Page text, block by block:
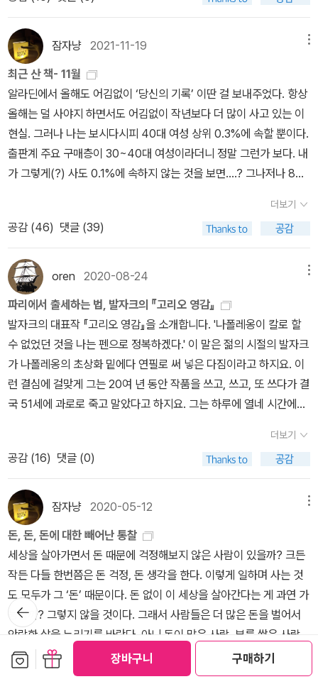
장바구니 구매하기
냐하면 당신이 그녀의 모든 것일 테니까요. 그녀를 많이 사랑해줘요.
파리로 진출한 펠릭스는 자신의 숭고한 사랑을 시기하는 영국후작부
인 아라벨의 유혹에 넘어갑니다. ‘내가 모르소프 부인처럼 사랑받는
다면, 당신에게 모든 것을 희생하겠어요.(...) 항상 당신의 친구로 남
을게요. 그리고 당신이 원할 때 연인이 되어 드리겠어요.’ 하지만 그
녀는 사교계에서 그들의 사랑을 이렇게 비웃었다지요.“한 쌍의 어린
비둘기처럼 한숨짓는 저들을 보고 있자니 너무나 지겹군요.” 아라벨
과 앙리에트를 비교하자면 동양과 서양의 차이. 하나는 아주 작은 물
기도 먹이로 삼기 위해 빨아 들이려하고, 다른 하나는 자신의 마음을
국의 경박스러움을 지적하고 있는 것이지요. 물질의 모든 부분을 개
세계를, 기계로 빠져드는 그들의 삶을 비난합니다.사랑을 맹세하며
자신을 버린다면 곧 죽어버리겠다고 펠릭스의 목을 교묘히 조르던 그
녀였지만 앙리에트의 장례를 치르고 온 그가 그들이 생활하던 거실에
서 대면한 것은 더들리 백작과 자녀들. 그가 설 자리는 없었습니다. 어
느 것을 배신이라고 말해야할 지 모르겠지만 배신 당한 것이지요.그
것이 영국식 사랑의 종말일까요. 정열과 가면, 두 개를 번갈아 쓰던 여
인, 더들리와는 그렇게 끝나게 되지요. 聖을 선택한 여인의 사랑의 방
식은 자신에게 너무 가혹했던지 금욕의 고단한 내적 싸움으로 머리카
락이 우수수 빠질 만큼의 고통을 지나레이디 더들리와의 염문을 듣고
는 질투심으로 몸과 마음과 영혼이 상하여 죽음의 길로 들어서야했던
다만 물질의 형태로 남은 여인 아라벨.누가 행복하다고 말할 수 있을
까요. 아니 누가 더 불행하다고 말할 수 있을까요.아라벨식 사랑과 앙
리에트식 사랑사이에서 오늘도 많은 여인들이 죽은 사랑을 위하여는
애도를,탄생하는 사랑을 위해서는 기도를 하고 있겠지요. 아라벨과
욕정과 환희의 밤을 보낸 후 다음날 아침엔 성녀 앙리에트를 위하여
울 수 밖에 없었던 펠릭스. 이것도 가지고 저것도 가졌지만 그 어느 것
도 가질 수 없었던 그의 사랑은 울면서도 웃었던 것인지. 그래서 펠릭
스는 이기심을 발휘하여 이 편지의 수취인인 나탈리에게 앙리에트와
아라벨을 겸비한 또 하나의 여인상을 주문하고 있는 지도 모르겠습니
다. 앙리에트의 죽음이 임박했다는 소식을 듣고 펠릭스는 한 걸음에
으키는 감정은 아니지만, 어떤 경계에서 부유하는 인간의 두려움과
머뭇거림의 기억을 공유하는 동안 생각지 못한 동질감이 느껴졌고,
마음이 쓰였다. 앞으로 나아가려는 인간의 노력에 가슴이 뜨거워지는
건 여전히 유효하기에. 그리고 이 책을 골랐다.부친의 사업 실패와 연
인과의 결별로 마음이 고달픈 스물다섯 살의 슈무엘. 어딘가 불안정
하지만, 섬세한 감수성을 가진 그는 원래 ‘유대인들의 눈에 비친 예
수’라는 제목의 석사 학위 논문을 쓰던 중이었으나, 어쩔 수 없이 학업
을 중단한 상태다. 아모스 오즈 문학의 중요한 무대인 예루살렘을 배
경으로 둔 점이나, 슈무엘이 드나드는 사회주의 서클의 논쟁과 스탈
린에 대한 담론을 담은 장면을 보고 있자면, <사랑과 어둠의 이야기>
에 흐르던 예루살렘 지식인들의 모습과 일맥상통하는 듯하다.학업과
려고 이사를 준비하던 중, “인문학을 공부하는 미혼 남학생, 역사를
잘 알고 있으며, 상대방의 기분을 헤아리는 세심한 대화가 가능한 분,
저녁마다 다섯 시간 정도 학식이 깊고 지적인 일흔 살 장애인 남성에
게 말동무를 해 주시면 무료로 숙소를 제공하고 소액의 월급도 지급
함. (p. 26)” 이라는 광고를 읽게 된다. 그리고 어딘가 오래된 상처와
침묵이 배어 있는 고택에서, 까다롭고 논쟁을 즐기는 노인 발트와 기
묘한 동거를 시작한다.오노레 드 발자크 <고리오 영감>, <골짜기의
백합> 발자크는 늘 읽어보고 싶으면서도 이상하게 손이 가지 않는 작
을지 모른다. 이번에 고른 <고리오 영감>은 ‘인물 재등장 기법’이 최
초로 도입된 소설이라고 한다. 안 그래도 <사촌 퐁스>를 읽을 때 재
등장하는 인물이라는 소개와 함께 줄거리가 펼쳐질 때마다, 나 혼자
초면이라 우두커니 눈만 끔벅거렸는데, 이번에는 재회의 기쁨을 느껴
볼 수 있겠구나. 뭐, 딱히 더 만나고 싶은 인물은 없다만... ㅋㅋ 19세
기 프랑스를 담고 있는 이 소설의 앞부분만 슬쩍 들여다보자면, 보케
르 부인이 운영하는 하숙집이 등장한다. 주변 지형을 시작으로 냄새
부터 내부 벽지 무늬, 가구와 바닥 상태 하나하나 묘사가 길고 빽빽하
다. 하숙집 부동산 매물 실사 보고서를 읽는 기분이다. 나의 인내심이
책 읽을 때만큼은 진득함을 유지하기에 참 다행이 아닐 수가 없다. 뒤
이어 이 퀴퀴한 3층짜리 하숙집을 채우고 있는 세입자들이 하나둘 눈
에 들어오기 시작한다. 고향집의 기대를 한 몸에 안고 파리에 상경했
다는데 어딘지 모르게 눈빛이 번뜩이는 법대생 라스티냐크, 털털하고
읽었는데, 이번에는 더 나중에 황금가지에서 나온 <세계공포문학걸
작선: 고전편>에 수록된 것으로 읽었다. 양쪽 모두 영어 중역이다. '불
사의 묘약'은 <악마의 초상>이라는 프랑스 괴기 단편 선집에 수록된
것으로 읽었는데, 이쪽은 일어 중역이라 더 좋지 않다!'무신론자의 미
사'는 펀앤런북스의 펭귄클래식스 가운데 한 권으로 처음 접했는데,
이 책에는 표제작 외에 '신병(新兵)'과 '지갑'이라는 단편도 들어 있
다. 펭귄클래식스의 우리말 번역본이라면 대부분 2000년대 들어서
웅진에서 간행한 검정색 표지의 시리즈를 떠올리게 마련일 터인데,
더 먼저인 1996년에도 펭귄클래식스라는 이름을 걸고 간행된 시리
0주년을 기념해 유명 작가의 대표 단편을 엮어 권당 60쪽 내외로 간
행한 60권짜리 미니북 세트이다. 책등 색깔에 따라 고전 시리즈인
'블랙' 세트와 현대작 시리즈인 '오렌지' 세트가 있었고, 따라서 오렌지
시리즈는 영국판과 미국판의 구성이 달라서, 13종만 중복되고 47종
은 서로 다른 작품이 수록되었다.1996년에 총30권으로 마무리된 펀
앤런북스의 번역서는 원서 블랙 세트(16종)와 오렌지 세트 영국판(1
4종)에서 반반씩 선별한 것처럼 보인다. 표지마다 원서 표지와 함께
한옥의 문살 사진이 곁들여졌는데, '관조'가 찍었다기에 그게 뭔가 했
더니만 스님 이름이었다! 30년 넘게 승려 겸 사진작가로 활동하며 작
품집도 간행했었는데 지난 2006년에 타계했다고 전한다.우리말 번
역본은 100페이지 내외라 단편 중에서도 긴 것은 서너 편씩, 짧은 것
은 예닐곱 편씩 수록했고, 장편 중에서 일부를 발췌한 경우도 있다. 그
중에서도 각별히 눈길이 가는 것은 발자크의 <무신론자의 미사>, 에
그레이엄 그린의 <꿈의 정원>처럼 아직까지 유일 번역본으로 보이는
것들이다.특히 칼비노의 책은 소설이 아니라 민담 선집인 <이탈리아
민담>(1956)에 수록된 200편 가운데 10편을 소개한 것이어서 더
욱 이채롭다. 장편 소설은 대부분 번역되고 강연록 <왜 고전을 읽는
가>와 편저서 <세계의 환상 문학>도 간행되었지만, 순수 창작이 아
닌 민담집이 번역될 가능성은 아무래도 낮아 보이니, 사실상 향후로
도 유일무이한 번역본으로 남지 않을까.다만 번역과 편집은 그리 좋
지 않아서 오타도 많고 오역도 많으며, 영어권 이외의 작가들은 결국
영역본의 중역이기 때문에 가치도 높지 않다고 봐야 맞을 것 같다. 내
기억으로는 판매도 신통치 않았었는데, 얼마 지나지 않아 정가의 6
품을 엄청난 속도로 써대기 시작한다. 작품의 의미와 예술은 생각하
지 않았다. 한마디로 ‘소설공장’이었다. [그가 그 속에 몸을 감추고 수
상쩍은 사업을 했던 익명이라는 외투를 잘 알게 된 오늘날 우리는, 이
수치의 세월에 그가 문학적인 온갖 더러운 짓을 다 했다는 사실을 알
고 있다. 자기 소설에서 찢어낸 넝마조각으로 남의 소설을 깁고, 다시
남의 소설에서 플롯과 상황을 훔쳐내서 자신의 졸작에 이용하곤 하였
다. 온갖 종류의 짜깁기를 뻔뻔스럽게 맡았고, 남의 작품을 다림질하
고 늘리고 고치고 물들이고 유행에 맞게 뜯어고쳤다. 그는 온갖 것에
선생’은 역자 서문에서 ‘그의 소설이 가지는 결함의 목록은 상당히 길
게 이어진다. 몇 가지만 꼽아보아도 질낮은 감상주의, 신문 연재소설
투의, 때로 터무니없는 줄거리 전개, 극단적인 과장법, 치명적인 문체
의 결함등을 들 수 있다.’고 썼다. 츠바이크의 ‘발자크 평전’ 초반부
를 읽고 난 다음 완독한 발자크의 소설 『골짜기의 백합』은 츠바이크
의 해설로 도움을 많이 받았지만, 한편으로 방해가 되기도 했다. (앞
으로 발자크의 소설을 읽을 때마다 그럴 것 같다. 아는 것이 병이다.)
주인공 펠릭스의 어린 시절이 발자크의 어린 시절과 거의 비슷했고,
이 책 전반에 걸쳐있는 과도한 표현과 이해가 잘 되지 않는 무리한 에
피소드가 혹시 발자크의 공장 식 글쓰기 때 묻어있는, 아무리 서울에
살아도 끝까지 고쳐지지 않는 사투리 같은 것이 아닐까 생각되기도
했다. 특히 인용한 안인희 번역자의 글에 계속 발목이 잡혀 발자크 소
다. 사랑하는 연인이 한 번씩 보이는 우울한 표정이나 딴 생각, 침묵
에 여자는 그 이유가 궁금하고 그의 사랑을 의심할 수밖에 없다. 이 소
설은 ‘펠릭스’가 ‘나탈리 드 마네르빌 공작부인’에게 자신도 모르게 갑
자기 나타나는 상념이나 성격의 기복에 대한 이유를 설명한 긴 편지
글이다. 어린 시절부터 자신이 살아 온 이야기와 지금 어떤 유령의 지
배를 받고 있고, ‘격심한 고통을 안겨주는 옛 감정(p10)’이 나타나는
사연을 설명하며 나탈리의 이해와 더 깊은 사랑을 바란다. 이 구절은
발자크가 1828년 다브란테스 공작부인에게 보내는 편지의 내용과
비슷하다. [내 고통이 나를 나이들게 만들었습니다.… 스물세 살이 될
때까지 내가 어떤 삶을 살았는지 당신은 아마 상상할 수 없을 겁니다.
-p.52, ‘발자크 평전’] 태어나자마자 어머니의 냉대로 시골의 보모에
쓴다.근면 성실하게 한장한장 쌓아 올라가는 문장을 근면 성실하게
읽어 줘야 한다는 생각을 했었다.발자크의 소설에 나오는 등장인물들
의 삽화가 인상적이다.기념관이 규모는 작아도 기본 애정표현은 해
놓은 느낌빚에 쫒기며 팔리는 책을 써야 했던 거장의 소박한 기념관
이 좋았다. 발자크는 집중을 위해 찬물에 커피가루 녹여 먹기도 했다
는대, 기념품 코너에서 발자크 커피를 팔더라. ㅎㅎㅎ 재밌네. 발자크
커피는 어떤 맛이려나. 3. 생각보다 규모 큰 에펠탑을 보고센강 유람
선 위에서 파리의 야경을 즐기니비로소, 이제야 프랑스 왔구나, 싶다.
두밤자고 모레면 떠야 하는데......ㅠㅜ
잠자냥 2021-11-19
최근 산 책- 11월
알라딘에서 올해도 어김없이 ‘당신의 기록’ 이딴 걸 보내주었다. 항상
올해는 덜 사야지 하면서도 어김없이 작년보다 더 많이 사고 있는 이
현실. 그러나 나는 보시다시피 40대 여성 상위 0.3%에 속할 뿐이다.
출판계 주요 구매층이 30~40대 여성이라더니 정말 그런가 보다. 내
가 그렇게(?) 사도 0.1%에 속하지 않는 것을 보면....? 그나저나 8월
전은 실패로 끝났다(3개월 순수구매액 44,230원에서 알라딘 적립
금 탕진). 이제 알라딘 적립금 플렉스 잠자냥은 저쪽 그래24로 가서
지난 9월에 국민서평대상 수상으로 받은 적립금 50만원을 써야겠
다..... 왜 올해는 덜 사자는 결심은 항상 무너지는가.......4월에 나는
무슨 일이 있었던 것인가.....이렇게 사봤자 나는 상위 0,3%일 뿐이
여..... 40대 여성들이여, 책 참 많이 사는군요. 참 잘했어요~신간 크
러스너호르커이 라슬로, <라스트 울프> <저항의 멜랑콜리>, <사탄
탱고> 등 라슬로 책 다 사놨다. 다 읽기 도전했었다. 그런데 이 작가
책 읽기 쉽지 않더라. 내가 좀 만연체 문장을 좋아하지 않아서 그런가
보다. 두 작품 모두 3분의 1쯤 읽다가 일단 내려놓았으나, 꼭 모든 작
품을 다 읽어보고 싶은 작가이다. 그러던 참에 이 책이 나왔다. 표제작
<라스트 울프>와 <헤르먼> 두 작품으로 구성된 중편집. ‘크러스너호
르커이 라슬로의 문학적 정수를 맛볼 수 있는 책’이라는 평을 받았다
이 라슬로 시리즈 책 표지 진짜 다 너무 아름다움. 엘리자베스 문, <잔
류 인구>이 책, 출간되자마자 우리의 다부장님께 딸랑딸랑 아부용으
로 선물했던 책. 그때 점심으로 두 가지 메뉴 드시면서 땀 뻘뻘 흘리는
부장님을 위해 이 책 굿즈였던 손수건도 보내드렸다. 그 후 나도 냉큼
샀는데, 그 사이 굿즈는 품절. 나도 손수건 갖고 싶다! 부랴부랴 예스2
4, 교보로 달려가 봤으나, 그 손수건은 알라딘에서만 주는 굿즈였
네?! 역시 이 알라딘 굿즈 맛집이여. 아무튼 이 책은 세계 주요 SF문
학상인 로커스상, 휴고상, 제임스 팁트리 주니어상 최종 후보작으로
어슐러 K. 르 귄이 극찬한 최고의 여성 캐릭터가 등장한다. ‘70대 여
성 노인의 행성 생존기’ 이 소개만으로도 가슴이 뛰지 않는가! 니콜
더보기
공감 (46) 댓글 (39)
oren 2020-08-24
파리에서 출세하는 법, 발자크의 『고리오 영감』
발자크의 대표작 『고리오 영감』을 소개합니다. '나폴레옹이 칼로 할
수 없었던 것을 나는 펜으로 정복하겠다.' 이 말은 젊의 시절의 발자크
가 나폴레옹의 초상화 밑에다 연필로 써 넣은 다짐이라고 하지요. 이
런 결심에 걸맞게 그는 20여 년 동안 작품을 쓰고, 쓰고, 또 쓰다가 결
국 51세에 과로로 죽고 말았다고 하지요. 그는 하루에 열네 시간에서
권이 넘는다고 합니다. 발자크는 당대의 프랑스 사회에 대하여 거대
한 벽화를 그리고 싶어했던 인물이었습니다. '내 머릿속에 19세기의
사회가 들어 있소' 1834년에 발자크가 한스카 부인에게 보낸 편지 속
에 나오는 한 구절입니다. 그는 자신이 직접 보고 경험한 '19세기 프
랑스 사회의 모든 것'을 소설을 통해 완벽하게 그려내려는 큰 뜻을 품
었던 사람이었습니다. 그는 어리석기 짝이 없는 연애를 하느라 엄청
난 정력을 소진했고, 별 사업수완도 없으면서 이런저런 사업을 벌이
느라 굉장히 많은 빚을 진 채 평생을 경제적 압박 속에 살았던 인물이
었습니다. 그는 자본주의가 고도로 발달한 현대사회에서와 마찬가지
로 '돈 문제'에 특출난 관심을 보인 작가였습니다. 발자크 이전에는 그
어떤 작가들도 그처럼 돈의 세계를 잘 아는 이가 없었습니다. 그리하
여 그는 지금까지도 현대 경제경영 소설의 아버지로 불리고 있지
더보기
공감 (16) 댓글 (0)
잠자냥 2020-05-12
돈, 돈, 돈에 대한 빼어난 통찰
세상을 살아가면서 돈 때문에 걱정해보지 않은 사람이 있을까? 크든
작든 다들 한번쯤은 돈 걱정, 돈 생각을 한다. 이렇게 일하며 사는 것
도 모두가 그 ‘돈’ 때문이다. 돈 없이 이 세상을 살아간다는 게 과연 가
능할까? 그렇지 않을 것이다. 그래서 사람들은 더 많은 돈을 벌어서
안락한 삶을 누리기를 바란다. 아니 돈이 많은 사람, 부를 쌓은 사람을
부러워하며 자기도 그 무리에 속하기를 바라며, 언젠가는 그럴 수 있
으리라고 생각하면서 오늘 하루도 정신없이 살아간다. 그러나 정말
더보기
뒤로가
기